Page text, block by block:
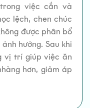
việc cắn và
lệch, chen chúc
được phân bổ
hưởng. Sau khi
vị trí giúp việc ăn
hơn, giảm áp